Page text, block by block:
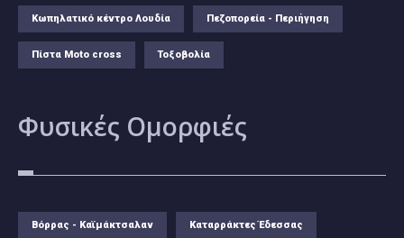
Κωπηλατικό κέντρο Λουδία Πεζοπορεία - Περιήγηση
Πίστα Moto cross Τοξοβολία
Φυσικές Ομορφιές
Βόρρας - Καϊμάκτσαλαν Καταρράκτες Έδεσσας